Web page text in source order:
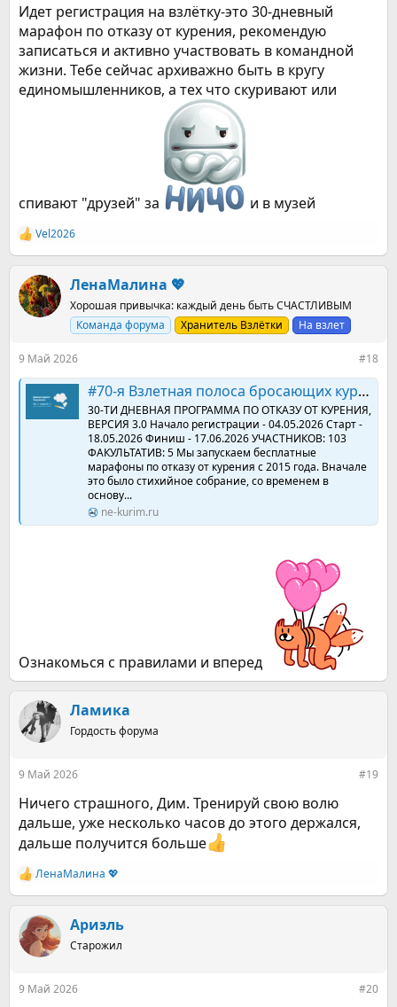
Идет регистрация на взлётку-это 30-дневный
марафон по отказу от курения, рекомендую
записаться и активно участвовать в командной
жизни. Тебе сейчас архиважно быть в кругу
единомышленников, а тех что скуривают или
спивают "друзей" за и в музей
Р
е
к
ц
и
Vel2026
ЛенаМалина 💖
Хорошая привычка: каждый день быть СЧАСТЛИВЫМ
Команда форума
Хранитель Взлётки На взлет
9 Май 2026 #18
#70-я Взлетная полоса бросающих курить. Начало регистрации - 04.05.2026 Старт - 18.05.2026 Финиш - 17.06.2026
30-ТИ ДНЕВНАЯ ПРОГРАММА ПО ОТКАЗУ ОТ КУРЕНИЯ,
ВЕРСИЯ 3.0 Начало регистрации - 04.05.2026 Старт -
18.05.2026 Финиш - 17.06.2026 УЧАСТНИКОВ: 103
ФАКУЛЬТАТИВ: 5 Мы запускаем бесплатные
марафоны по отказу от курения с 2015 года. Вначале
это было стихийное собрание, со временем в
основу...
ne-kurim.ru
Ознакомься с правилами и вперед
Ламика
Гордость форума
9 Май 2026 #19
Ничего страшного, Дим. Тренируй свою волю
дальше, уже несколько часов до этого держался,
дальше получится больше
Р
е
к
ц
и
ЛенаМалина 💖
Ариэль
Старожил
9 Май 2026 #20